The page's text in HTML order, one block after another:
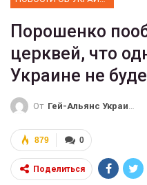
Порошенко
церквей, что
Украине не
От Гей-Альянс Украина
0
879
Поделиться